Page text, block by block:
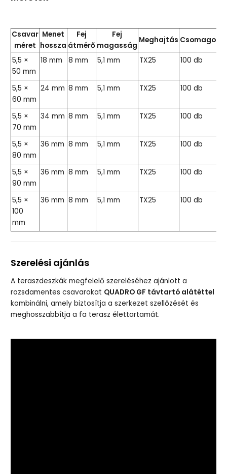
Csavar
méret
Menet
hossza
Fej
átmérő
Fej
magasság
Meghajtás Csomagolás
5,5 ×
50 mm
18 mm 8 mm 5,1 mm TX25 100 db
5,5 ×
60 mm
24 mm 8 mm 5,1 mm TX25 100 db
5,5 ×
70 mm
34 mm 8 mm 5,1 mm TX25 100 db
5,5 ×
80 mm
36 mm 8 mm 5,1 mm TX25 100 db
5,5 ×
90 mm
36 mm 8 mm 5,1 mm TX25 100 db
5,5 ×
100
mm
36 mm 8 mm 5,1 mm TX25 100 db
Szerelési ajánlás
A teraszdeszkák megfelelő szereléséhez ajánlott a
rozsdamentes csavarokat QUADRO GF távtartó alátéttel
kombinálni, amely biztosítja a szerkezet szellőzését és
meghosszabbítja a fa terasz élettartamát.